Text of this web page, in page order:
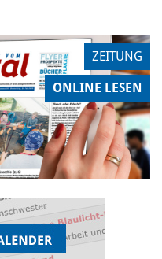
ZEITUNG
ONLINE LESEN